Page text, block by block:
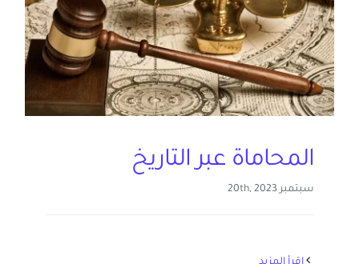
المحاماة عبر التاريخ
سبتمبر 20th, 2023